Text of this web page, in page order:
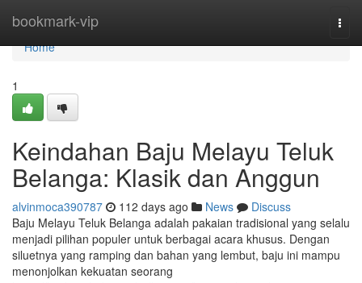
bookmark-vip
Home
Home
1
Keindahan Baju Melayu Teluk
Belanga: Klasik dan Anggun
alvinmoca390787 112 days ago News
Discuss
Baju Melayu Teluk Belanga adalah pakaian tradisional yang selalu
menjadi pilihan populer untuk berbagai acara khusus. Dengan
siluetnya yang ramping dan bahan yang lembut, baju ini mampu
menonjolkan kekuatan seorang